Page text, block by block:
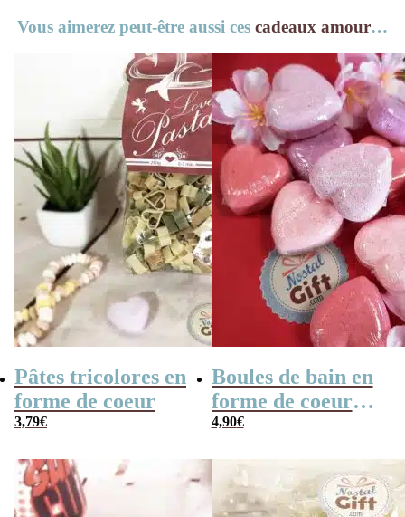
Vous aimerez peut-être aussi ces cadeaux amour…
Pâtes tricolores en
forme de coeur
3,79€
Boules de bain en
forme de coeur
x10
4,90€